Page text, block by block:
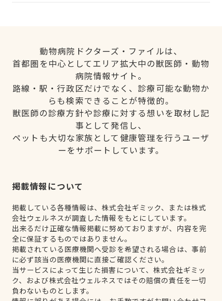
動物病院ドクターズ・ファイルは、
首都圏を中心としてエリア拡大中の獣医師・動物
病院情報サイト。
路線・駅・行政区だけでなく、診療可能な動物か
らも検索できることが特徴的。
獣医師の診療方針や診療に対する想いを取材し記
事として発信し、
ペットも大切な家族として健康管理を行うユーザ
ーをサポートしています。
掲載情報について
掲載している各種情報は、株式会社ギミック、または株式
会社ウェルネスが調査した情報をもとにしています。
出来るだけ正確な情報掲載に努めておりますが、内容を完
全に保証するものではありません。
掲載されている医療機関へ受診を希望される場合は、事前
に必ず該当の医療機関に直接ご確認ください。
当サービスによって生じた損害について、株式会社ギミッ
ク、および株式会社ウェルネスではその賠償の責任を一切
負わないものとします。